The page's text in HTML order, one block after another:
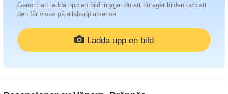
Genom att ladda upp en bild intygar du att du äger bilden och att
den får visas på allabadplatser.se.
Ladda upp en bild